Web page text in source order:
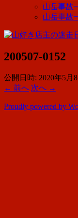
山岳事故
山岳事故
200507-0152
公開日時: 2020年5月8
← 前へ 次へ →
Proudly powered by